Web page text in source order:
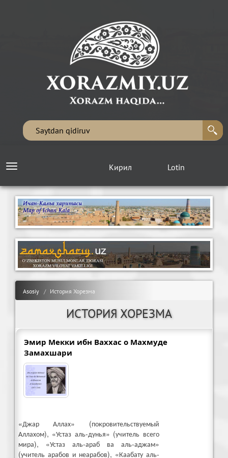
Кирил Lotin
Toggle
Asosiy История Хорезма
ИСТОРИЯ ХОРЕЗМА
Эмир Мекки ибн Ваххас о Махмуде
Замахшари
«Джар Аллах» (покровительствуемый
Аллахом), «Устаз аль-дунья» (учитель всего
мира), «Устаз аль-араб ва аль-аджам»
(учитель арабов и неарабов), «Каабату аль-